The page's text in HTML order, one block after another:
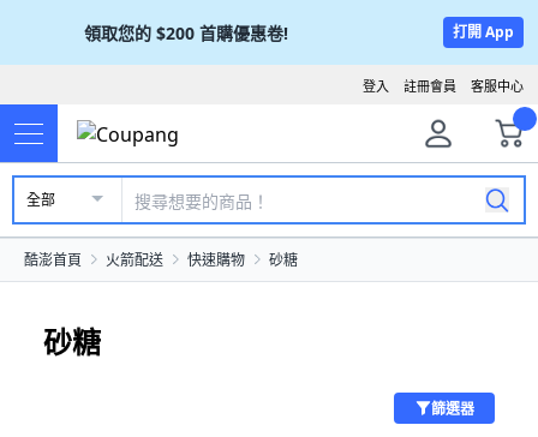
領取您的 $200 首購優惠卷! 打開 App
客服中心
註冊會員
登入
全部
酷澎首頁 火箭配送 快速購物 砂糖
砂糖
篩選器